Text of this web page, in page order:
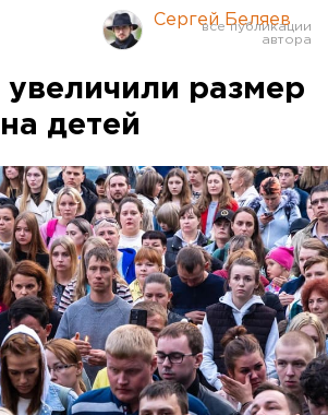
Сергей Беляев
увеличили размер
детей